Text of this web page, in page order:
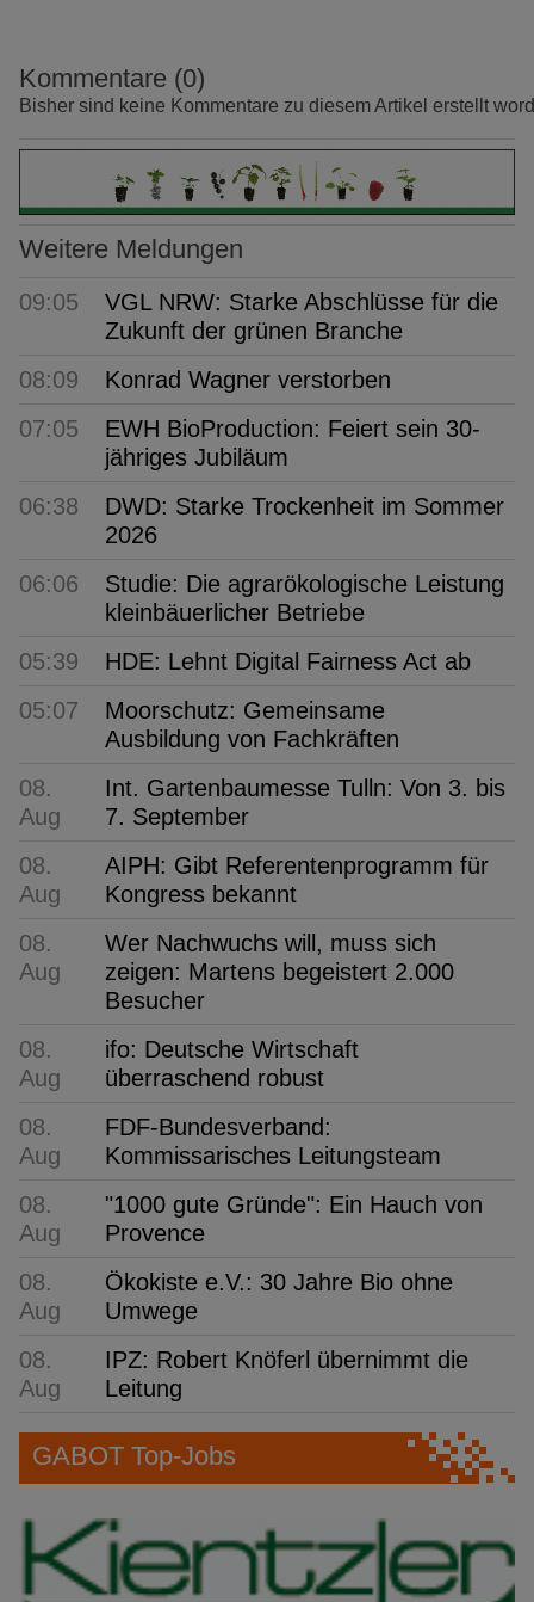
Kommentare (0)
Bisher sind keine Kommentare zu diesem Artikel erstellt
Weitere Meldungen
09:05
VGL NRW: Starke Abschlüsse für die
Zukunft der grünen Branche
08:09
Konrad Wagner verstorben
07:05
EWH BioProduction: Feiert sein 30-
jähriges Jubiläum
06:38
DWD: Starke Trockenheit im Sommer
2026
06:06
Studie: Die agrarökologische Leistung
kleinbäuerlicher Betriebe
05:39
HDE: Lehnt Digital Fairness Act ab
05:07
Moorschutz: Gemeinsame
Ausbildung von Fachkräften
08.
Aug
Int. Gartenbaumesse Tulln: Von 3. bis
7. September
08.
Aug
AIPH: Gibt Referentenprogramm für
Kongress bekannt
08.
Aug
Wer Nachwuchs will, muss sich
zeigen: Martens begeistert 2.000
Besucher
08.
Aug
ifo: Deutsche Wirtschaft
überraschend robust
08.
Aug
FDF-Bundesverband:
Kommissarisches Leitungsteam
08.
Aug
"1000 gute Gründe": Ein Hauch von
Provence
08.
Aug
Ökokiste e.V.: 30 Jahre Bio ohne
Umwege
08.
Aug
IPZ: Robert Knöferl übernimmt die
Leitung
GABOT Top-Jobs